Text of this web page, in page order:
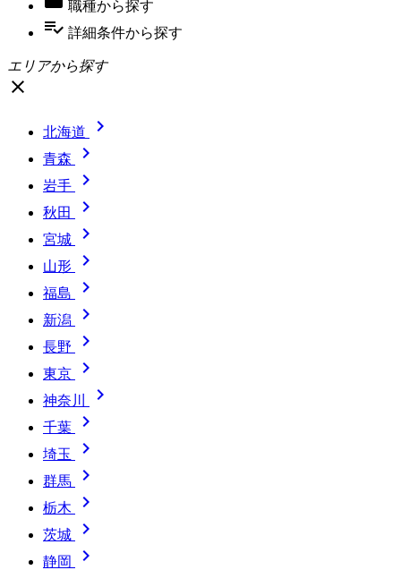
職種から探す
playlist_add_check 詳細条件から探す
エリアから探す
close
北海道 
青森 
岩手 
秋田 
宮城 
山形 
福島 
新潟 
長野 
東京 
神奈川 
千葉 
埼玉 
群馬 
栃木 
茨城 
静岡 